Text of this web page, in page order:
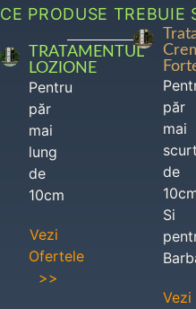
CE PRODUSE TREBUIE
TRATAMENTUL
LOZIONE
Pentru
păr
mai
lung
de
10cm
Vezi
Ofertele
>>
păr
mai
scurt
de
Si
Vezi